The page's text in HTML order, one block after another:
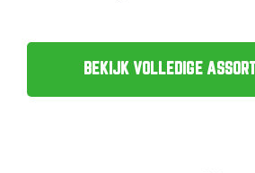
BEKIJK VOLLEDIGE